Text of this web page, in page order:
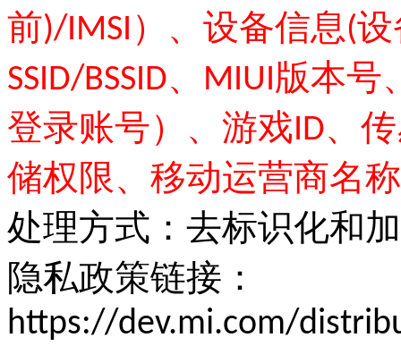
前)/IMSI）、设备信息(
SSID/BSSID、MIUI版本
登录账号）、游戏ID、
储权限、移动运营商名称
处理方式：去标识化和
隐私政策链接：
https://dev.mi.com/